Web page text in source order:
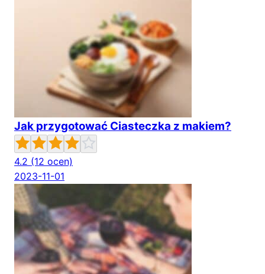
Jak przygotować Ciasteczka z makiem?
4.2 (12 ocen)
2023-11-01